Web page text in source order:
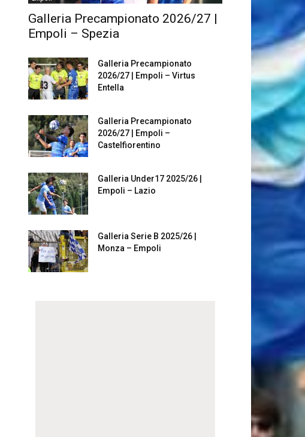
Galleria Precampionato 2026/27 |
Empoli – Spezia
Galleria Precampionato
2026/27 | Empoli – Virtus
Entella
Galleria Precampionato
2026/27 | Empoli –
Castelfiorentino
Galleria Under17 2025/26 |
Empoli – Lazio
Galleria Serie B 2025/26 |
Monza – Empoli